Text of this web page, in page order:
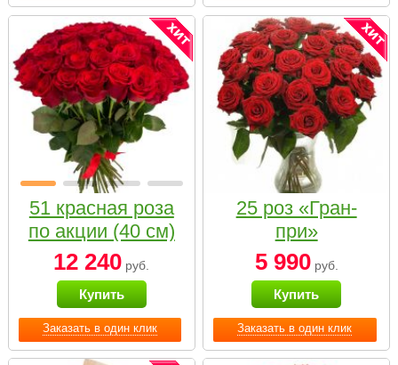
Заказать в один клик
51 красная роза
по акции (40 см)
12 240 руб.
Купить
Заказать в один клик
25 роз «Гран-
при»
5 990руб.
Купить